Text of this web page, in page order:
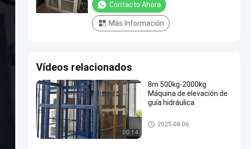
Contacto Ahora
Más Información
Vídeos relacionados
00:14
8m 500kg-2000kg
Máquina de elevación de
guía hidráulica
Elevador de carga hidráulico
2025-08-06